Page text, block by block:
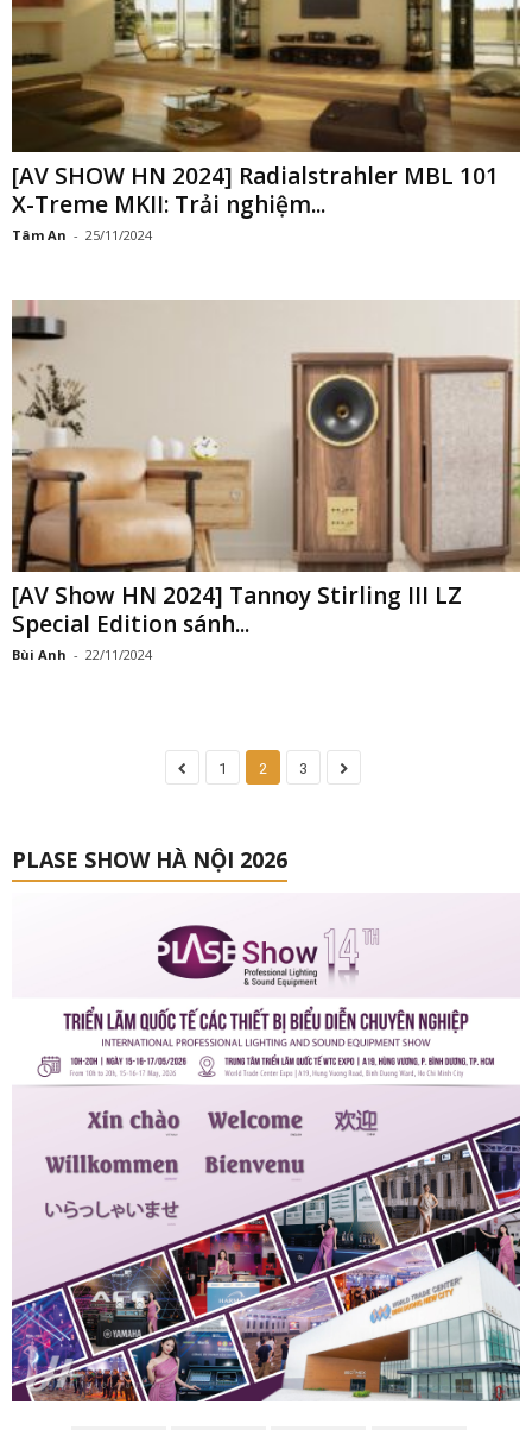
[AV SHOW HN 2024] Radialstrahler MBL 101
X-Treme MKII: Trải nghiệm...
Tâm An - 25/11/2024
[AV Show HN 2024] Tannoy Stirling III LZ
Special Edition sánh...
Bùi Anh - 22/11/2024
1 2 3
PLASE SHOW HÀ NỘI 2026